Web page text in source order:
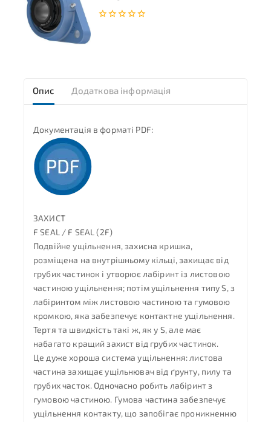
Опис Додаткова інформація
Документація в форматі PDF:
ЗАХИСТ
F SEAL / F SEAL (2F)
Подвійне ущільнення, захисна кришка,
розміщена на внутрішньому кільці, захищає від
грубих частинок і утворює лабіринт із листовою
частиною ущільнення; потім ущільнення типу S, з
лабіринтом між листовою частиною та гумовою
кромкою, яка забезпечує контактне ущільнення.
Тертя та швидкість такі ж, як у S, але має
набагато кращий захист від грубих частинок.
Це дуже хороша система ущільнення: листова
частина захищає ущільнювач від ґрунту, пилу та
грубих часток. Одночасно робить лабіринт з
гумовою частиною. Гумова частина забезпечує
ущільнення контакту, що запобігає проникненню